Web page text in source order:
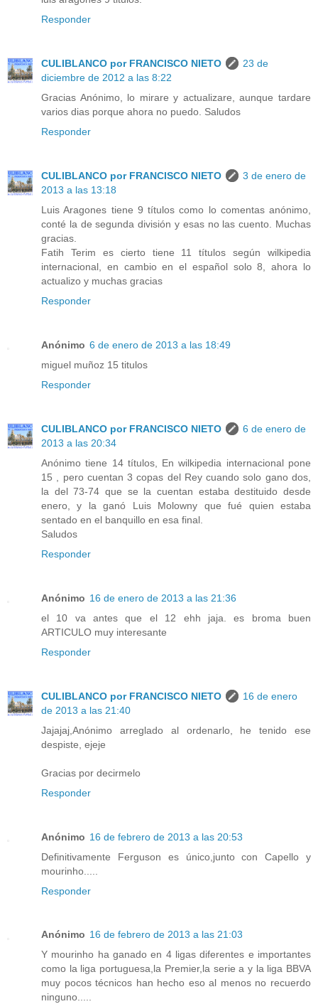
Responder
CULIBLANCO por FRANCISCO NIETO
23 de
diciembre de 2012 a las 8:22
Gracias Anónimo, lo mirare y actualizare, aunque tardare
varios dias porque ahora no puedo. Saludos
Responder
CULIBLANCO por FRANCISCO NIETO
3 de enero de
2013 a las 13:18
Luis Aragones tiene 9 títulos como lo comentas anónimo,
conté la de segunda división y esas no las cuento. Muchas
gracias.
Fatih Terim es cierto tiene 11 títulos según wilkipedia
internacional, en cambio en el español solo 8, ahora lo
actualizo y muchas gracias
Responder
Anónimo 6 de enero de 2013 a las 18:49
miguel muñoz 15 titulos
Responder
CULIBLANCO por FRANCISCO NIETO
6 de enero de
2013 a las 20:34
Anónimo tiene 14 títulos, En wilkipedia internacional pone
15 , pero cuentan 3 copas del Rey cuando solo gano dos,
la del 73-74 que se la cuentan estaba destituido desde
enero, y la ganó Luis Molowny que fué quien estaba
sentado en el banquillo en esa final.
Saludos
Responder
Anónimo 16 de enero de 2013 a las 21:36
el 10 va antes que el 12 ehh jaja. es broma buen
ARTICULO muy interesante
Responder
CULIBLANCO por FRANCISCO NIETO
16 de enero
de 2013 a las 21:40
Jajajaj,Anónimo arreglado al ordenarlo, he tenido ese
despiste, ejeje
Gracias por decirmelo
Responder
Anónimo 16 de febrero de 2013 a las 20:53
Definitivamente Ferguson es único,junto con Capello y
mourinho.....
Responder
Anónimo 16 de febrero de 2013 a las 21:03
Y mourinho ha ganado en 4 ligas diferentes e importantes
como la liga portuguesa,la Premier,la serie a y la liga BBVA
muy pocos técnicos han hecho eso al menos no recuerdo
ninguno.....